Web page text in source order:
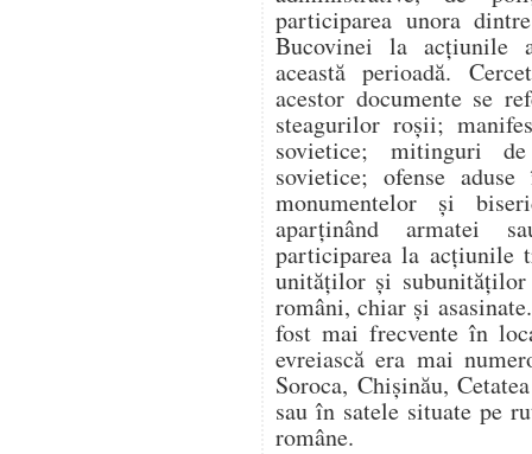
participarea unora
Bucovinei la acțiunile
această perioadă.
acestor documente se
steagurilor roșii;
sovietice; mitinguri
sovietice; ofense
monumentelor și
aparținând armatei
participarea la acțiunile
unităților și
români, chiar și
fost mai frecvente în
evreiască era mai
Soroca, Chișinău,
sau în satele situate pe
române.